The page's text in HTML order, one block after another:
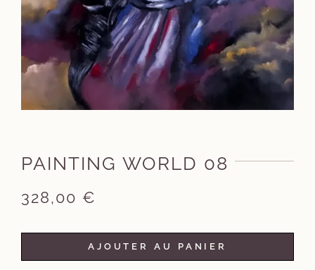
PAINTING WORLD 08
328,00 €
AJOUTER AU PANIER